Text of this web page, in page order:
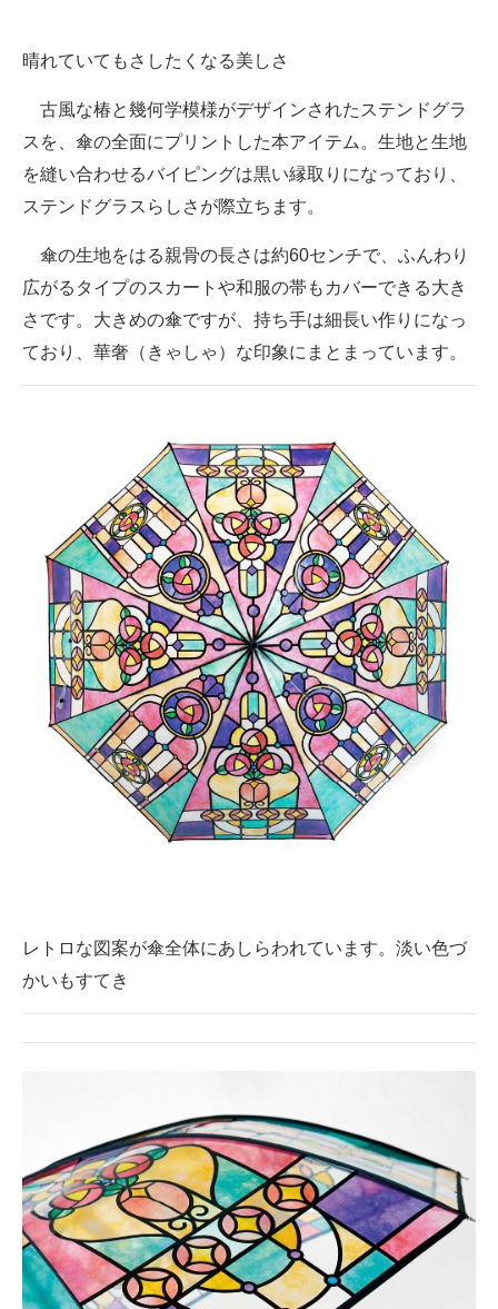
建設×テクノロジーの最前線
ちょっと気になるネットの話題
晴れていてもさしたくなる美しさ
古風な椿と幾何学模様がデザインされたステンドグラ
スを、傘の全面にプリントした本アイテム。生地と生地
を縫い合わせるバイピングは黒い縁取りになっており、
ステンドグラスらしさが際立ちます。
傘の生地をはる親骨の長さは約60センチで、ふんわり
広がるタイプのスカートや和服の帯もカバーできる大き
さです。大きめの傘ですが、持ち手は細長い作りになっ
ており、華奢（きゃしゃ）な印象にまとまっています。
レトロな図案が傘全体にあしらわれています。淡い色づ
かいもすてき